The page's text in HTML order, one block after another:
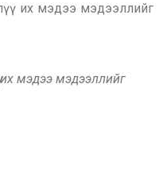
их мэдээ мэдээллийг
их мэдээ мэдээллийг